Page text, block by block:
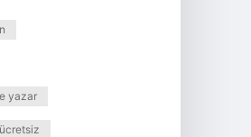
yazar